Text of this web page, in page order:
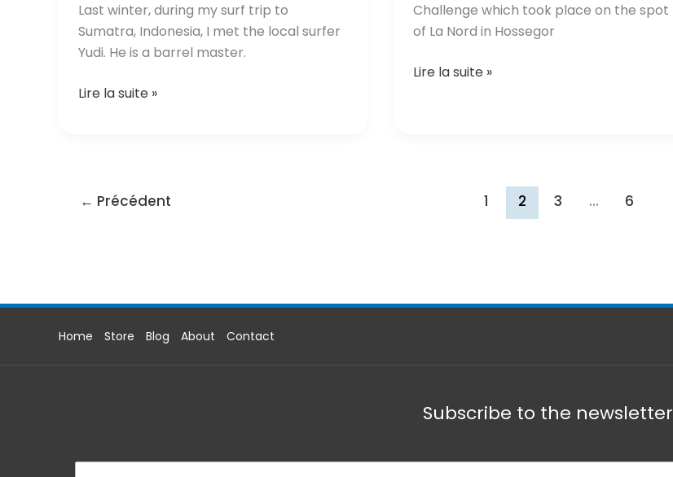
Last winter, during my surf trip to
Sumatra, Indonesia, I met the local surfer
Yudi. He is a barrel master.
Yudi,
–
Lire la suite »
Challenge which took place on the spot
of La Nord in Hossegor
Rip
Lire la suite »
← Précédent 1 2 3 … 6
Home Store Blog About Contact
Subscribe to the newsletter